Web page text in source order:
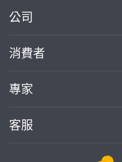
公司
關於我們
部落格
加入我們
消費者
買服務
熱門服務
專家
案件中心
客服
繼續完成